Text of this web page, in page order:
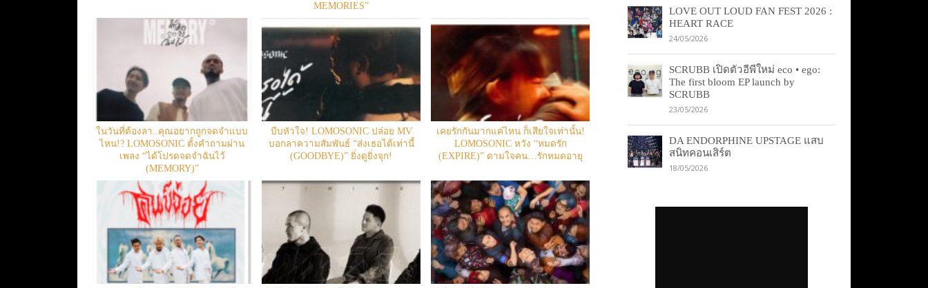
MEMORIES”
ในวันที่ต้องลา..คุณอยากถูกจดจำแบบ
ไหน!? LOMOSONIC ตั้งคำถามผ่าน
เพลง “ได้โปรดจดจำฉันไว้
(MEMORY)”
บีบหัวใจ! LOMOSONIC ปล่อย MV
บอกลาความสัมพันธ์ “ส่งเธอได้เท่านี้
(GOODBYE)” ยิ่งดูยิ่งจุก!
เคยรักกันมากแค่ไหน ก็เสียใจเท่านั้น!
LOMOSONIC หวัง “หมดรัก
(EXPIRE)” ดามใจคน…รักหมดอายุ
LOVE OUT LOUD FAN FEST 2026 :
HEART RACE
24/05/2026
SCRUBB เปิดตัวอีพีใหม่ eco • ego:
The first bloom EP launch by
SCRUBB
23/05/2026
DA ENDORPHINE UPSTAGE แสบ
สนิทคอนเสิร์ต
18/05/2026